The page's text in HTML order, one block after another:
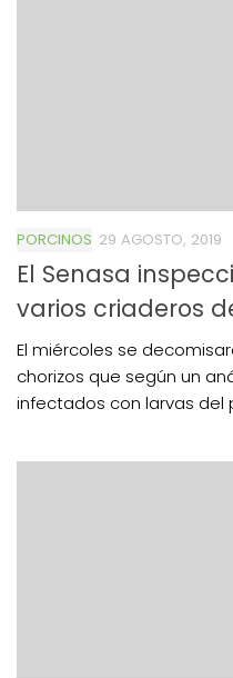
PORCINOS 29 AGOSTO, 2019
El Senasa
varios criaderos
El miércoles se
chorizos que según un
infectados con larvas del